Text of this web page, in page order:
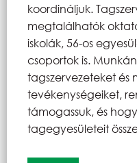
koordináljuk.
megtalálhatók
iskolák, 56-os
csoportok is.
tagszervezeteket és
tevékenységeiket,
támogassuk, és
tagegyesületeit